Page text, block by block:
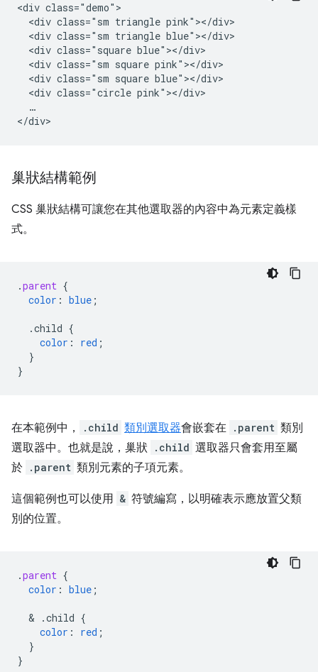
<div class="demo">
  <div class="sm triangle pink"></div>
  <div class="sm triangle blue"></div>
  <div class="square blue"></div>
  <div class="sm square pink"></div>
  <div class="sm square blue"></div>
  <div class="circle pink"></div>
  …
巢狀結構範例
CSS 巢狀結構可讓您在其他選取器的內容中為元素定義樣
式。
.parent {
color : blue ;
.child {
color : red ;
}
}
在本範例中， .child 類別選取器會嵌套在 .parent 類別
選取器中。也就是說，巢狀
.child 選取器只會套用至屬
於 .parent 類別元素的子項元素。
這個範例也可以使用 & 符號編寫，以明確表示應放置父類
別的位置。
.parent {
color : blue ;
  &
.child {
color : red ;
}
}